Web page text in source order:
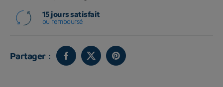
15 jours satisfait
ou remboursé
Partager :